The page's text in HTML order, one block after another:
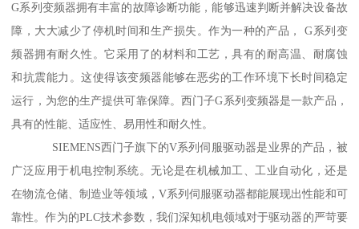
G系列变频器拥有丰富的故障诊断功能，能够迅速判断并解决设备故
障，大大减少了停机时间和生产损失。作为一种的产品， G系列变
频器拥有耐久性。它采用了的材料和工艺，具有的耐高温、耐腐蚀
和抗震能力。这使得该变频器能够在恶劣的工作环境下长时间稳定
运行，为您的生产提供可靠保障。西门子G系列变频器是一款产品，
具有的性能、适应性、易用性和耐久性。
SIEMENS西门子旗下的V系列伺服驱动器是业界的产品，被
广泛应用于机电控制系统。无论是在机械加工、工业自动化，还是
在物流仓储、制造业等领域，V系列伺服驱动器都能展现出性能和可
靠性。作为的PLC技术参数，我们深知机电领域对于驱动器的严苛要